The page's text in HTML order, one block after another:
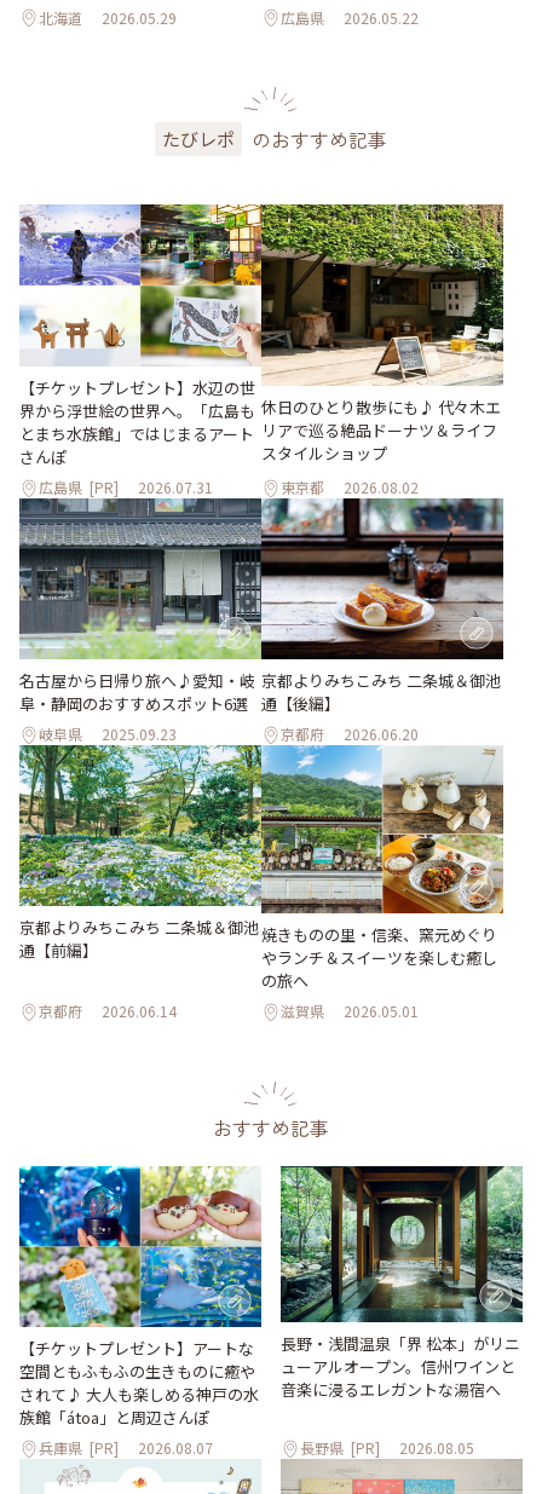
北海道 2026.05.29 広島県 2026.05.22
たびレポ のおすすめ記事
【チケットプレゼント】水辺の世
界から浮世絵の世界へ。「広島も
とまち水族館」ではじまるアート
さんぽ
広島県 [PR] 2026.07.31
休日のひとり散歩にも♪ 代々木エ
リアで巡る絶品ドーナツ＆ライフ
スタイルショップ
東京都 2026.08.02
名古屋から日帰り旅へ♪愛知・岐
阜・静岡のおすすめスポット6選
岐阜県 2025.09.23
京都よりみちこみち 二条城＆御池
通【後編】
京都府 2026.06.20
京都よりみちこみち 二条城＆御池
通【前編】
京都府 2026.06.14
焼きものの里・信楽、窯元めぐり
やランチ＆スイーツを楽しむ癒し
の旅へ
滋賀県 2026.05.01
おすすめ記事
【チケットプレゼント】アートな
空間ともふもふの生きものに癒や
されて♪ 大人も楽しめる神戸の水
族館「átoa」と周辺さんぽ
兵庫県 [PR] 2026.08.07
長野・浅間温泉「界 松本」がリニ
ューアルオープン。信州ワインと
音楽に浸るエレガントな湯宿へ
長野県 [PR] 2026.08.05